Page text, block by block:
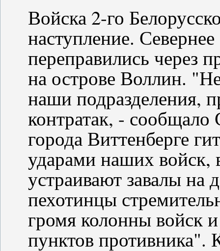
Войска 2-го
наступление.
переправились через
на острове Воллин.
наши подразделения,
контратак, -
города Виттенберге
ударами наших
устраивают завалы на
пехотинцы
громя колонны войск
пунктов